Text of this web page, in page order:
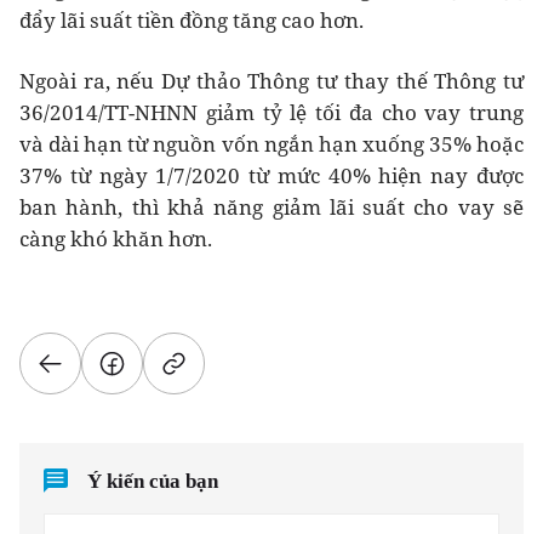
đẩy lãi suất tiền đồng tăng cao hơn.
Ngoài ra, nếu Dự thảo Thông tư thay thế Thông tư
36/2014/TT-NHNN giảm tỷ lệ tối đa cho vay trung
và dài hạn từ nguồn vốn ngắn hạn xuống 35% hoặc
37% từ ngày 1/7/2020 từ mức 40% hiện nay được
ban hành, thì khả năng giảm lãi suất cho vay sẽ
càng khó khăn hơn.
Ý kiến của bạn